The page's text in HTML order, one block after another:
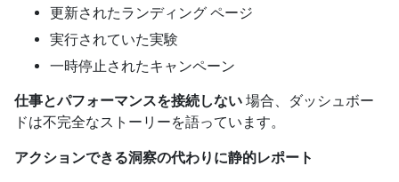
更新されたランディング ページ
実行されていた実験
一時停止されたキャンペーン
仕事とパフォーマンスを接続しない 場合、ダッシュボー
ドは不完全なストーリーを語っています。
アクションできる洞察の代わりに静的レポート